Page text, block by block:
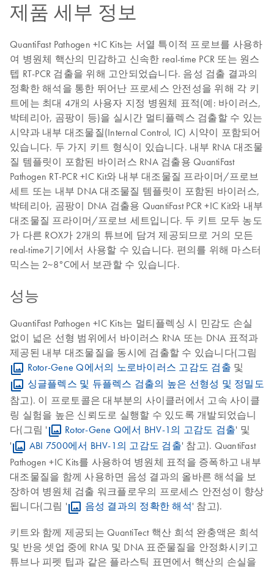
제품 세부 정보
QuantiFast Pathogen +IC Kits는 서열 특이적 프로브를 사용하
여 병원체 핵산의 민감하고 신속한 real-time PCR 또는 원스
텝 RT-PCR 검출을 위해 고안되었습니다. 음성 검출 결과의
정확한 해석을 통한 뛰어난 프로세스 안전성을 위해 각 키
트에는 최대 4개의 사용자 지정 병원체 표적(예: 바이러스,
박테리아, 곰팡이 등)을 실시간 멀티플렉스 검출할 수 있는
시약과 내부 대조물질(Internal Control, IC) 시약이 포함되어
있습니다. 두 가지 키트 형식이 있습니다. 내부 RNA 대조물
질 템플릿이 포함된 바이러스 RNA 검출용 QuantiFast
Pathogen RT-PCR +IC Kit와 내부 대조물질 프라이머/프로브
세트 또는 내부 DNA 대조물질 템플릿이 포함된 바이러스,
박테리아, 곰팡이 DNA 검출용 QuantiFast PCR +IC Kit와 내부
대조물질 프라이머/프로브 세트입니다. 두 키트 모두 농도
가 다른 ROX가 2개의 튜브에 담겨 제공되므로 거의 모든
real-time기기에서 사용할 수 있습니다. 편의를 위해 마스터
믹스는 2~8°C에서 보관할 수 있습니다.
성능
QuantiFast Pathogen +IC Kits는 멀티플렉싱 시 민감도 손실
없이 넓은 선형 범위에서 바이러스 RNA 또는 DNA 표적과
제공된 내부 대조물질을 동시에 검출할 수 있습니다(그림
Rotor-Gene Q에서의 노로바이러스 고감도 검출 및
싱글플렉스 및 듀플렉스 검출의 높은 선형성 및 정밀도
참고). 이 프로토콜은 대부분의 사이클러에서 고속 사이클
링 실험을 높은 신뢰도로 실행할 수 있도록 개발되었습니
다(그림 '
Rotor-Gene Q에서 BHV-1의 고감도 검출' 및
'
ABI 7500에서 BHV-1의 고감도 검출' 참고). QuantiFast
Pathogen +IC Kits를 사용하여 병원체 표적을 증폭하고 내부
대조물질을 함께 사용하면 음성 결과의 올바른 해석을 보
장하여 병원체 검출 워크플로우의 프로세스 안전성이 향상
됩니다(그림 '
음성 결과의 정확한 해석' 참고).
키트와 함께 제공되는 QuantiTect 핵산 희석 완충액은 희석
및 반응 셋업 중에 RNA 및 DNA 표준물질을 안정화시키고
튜브나 피펫 팁과 같은 플라스틱 표면에서 핵산의 손실을